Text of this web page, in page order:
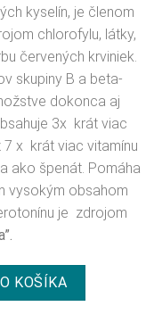
kyselín, je členom
chlorofylu, látky,
červených krviniek.
skupiny B a beta-
dokonca aj
3x krát viac
7 x krát viac vitamínu
ako špenát. Pomáha
vysokým obsahom
je zdrojom
prášok BIO 200 g
KOŠÍKA